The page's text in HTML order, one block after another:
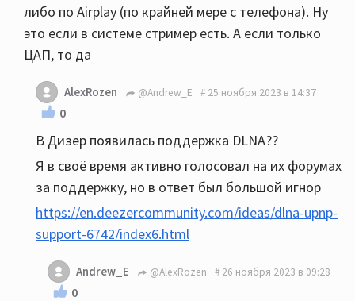
либо по Airplay (по крайней мере с телефона). Ну
это если в системе стример есть. А если только
ЦАП, то да
AlexRozen @Andrew_E 25 ноября 2023 в 14:37
0
В Дизер появилась поддержка DLNA??
Я в своё время активно голосовал на их форумах
за поддержку, но в ответ был большой игнор
https://en.deezercommunity.com/ideas/dlna-upnp-
support-6742/index6.html
Andrew_E @AlexRozen 26 ноября 2023 в 09:28
0